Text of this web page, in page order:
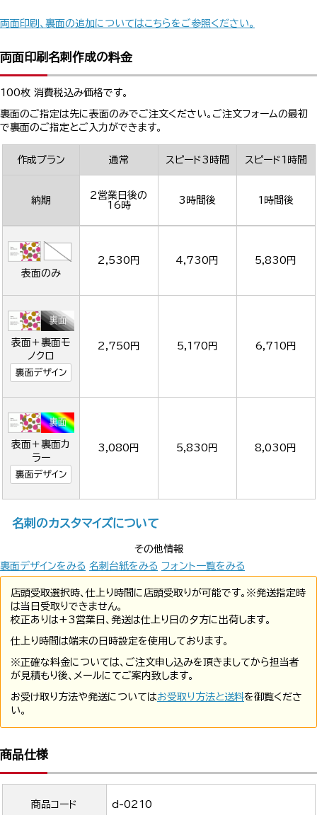
両面印刷、裏面の追加についてはこちらをご参照ください。
両面印刷名刺作成の料金
100枚 消費税込み価格です。
裏面のご指定は先に表面のみでご注文ください。ご注文フォームの最初
で裏面のご指定とご入力ができます。
作成プラン 通常 スピード3時間 スピード1時間
納期
2営業日後の
16時
3時間後 1時間後
表面のみ
2,530円 4,730円 5,830円
表面＋裏面モ
ノクロ
裏面デザイン
2,750円 5,170円 6,710円
表面＋裏面カ
ラー
裏面デザイン
3,080円 5,830円 8,030円
名刺のカスタマイズについて
その他情報
裏面デザインをみる 名刺台紙をみる フォント一覧をみる
店頭受取選択時、仕上り時間に店頭受取りが可能です。※発送指定時
は当日受取りできません。
校正ありは+3営業日、発送は仕上り日の夕方に出荷します。
仕上り時間は端末の日時設定を使用しております。
※正確な料金については、ご注文申し込みを頂きましてから担当者
が見積もり後、メールにてご案内致します。
お受け取り方法や発送についてはお受取り方法と送料を御覧くださ
い。
商品仕様
商品コード d-0210